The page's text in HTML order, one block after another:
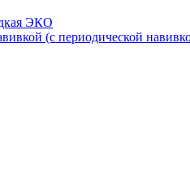
ЭКО
(с периодической